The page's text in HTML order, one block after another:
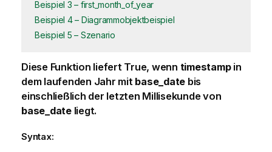
Beispiel 3 – first_month_of_year
Beispiel 4 – Diagrammobjektbeispiel
Beispiel 5 – Szenario
Diese Funktion liefert True, wenn timestampin
dem laufenden Jahr mit base_date bis
einschließlich der letzten Millisekunde von
base_dateliegt.
Syntax: